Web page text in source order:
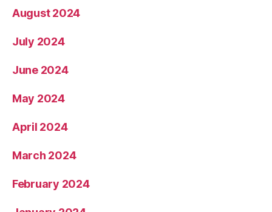
August 2024
July 2024
June 2024
May 2024
April 2024
March 2024
February 2024